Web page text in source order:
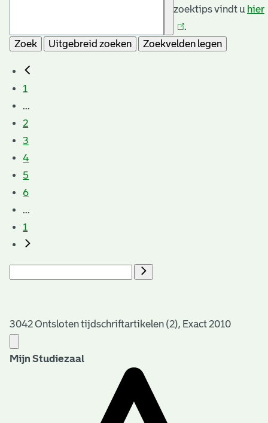
zoektips vindt u hier
.
Zoek
Uitgebreid zoeken Zoekvelden legen
1
...
2
3
4
5
6
...
1
3042 Ontsloten tijdschriftartikelen (2), Exact 2010
Mijn Studiezaal